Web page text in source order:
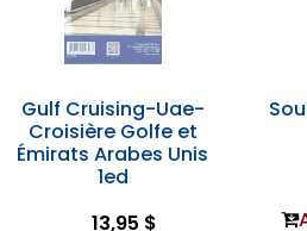
Gulf Cruising-Uae-
Croisière Golfe et
Émirats Arabes Unis
1ed
13,95 $